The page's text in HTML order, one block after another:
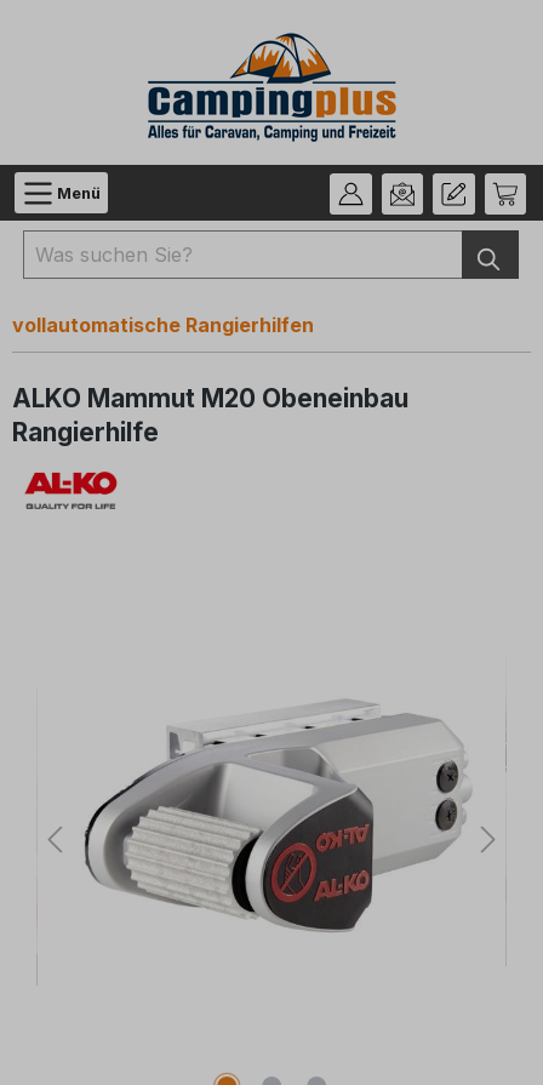
Zum Hauptinhalt springen
Menü
vollautomatische Rangierhilfen
ALKO Mammut M20 Obeneinbau
Rangierhilfe